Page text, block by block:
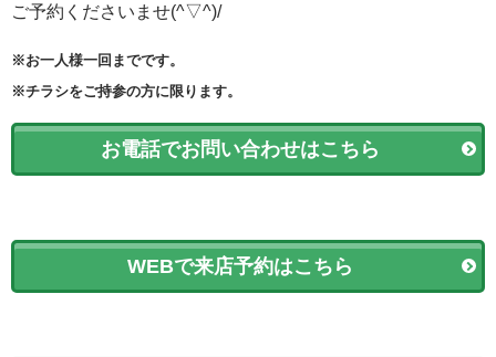
ご予約くださいませ(^▽^)/
※お一人様一回までです。
※チラシをご持参の方に限ります。
お電話でお問い合わせはこちら
WEBで来店予約はこちら